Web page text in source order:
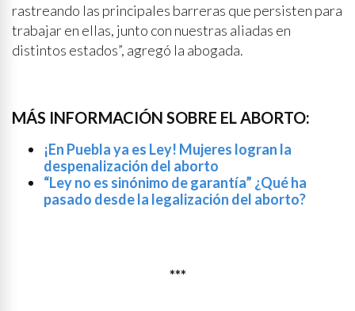
rastreando las principales barreras que persisten para
trabajar en ellas, junto con nuestras aliadas en
distintos estados”, agregó la abogada.
MÁS INFORMACIÓN SOBRE EL ABORTO:
¡En Puebla ya es Ley! Mujeres logran la
despenalización del aborto
“Ley no es sinónimo de garantía” ¿Qué ha
pasado desde la legalización del aborto?
***